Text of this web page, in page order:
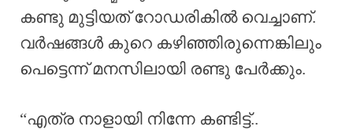
കണ്ടു മുട്ടിയത് റോഡരികിൽ വെച്ചാണ്.
വർഷങ്ങൾ കുറെ കഴിഞ്ഞിരുന്നെങ്കിലും
പെട്ടെന്ന് മനസിലായി രണ്ടു പേർക്കും.
“എത്ര നാളായി നിന്നേ കണ്ടിട്ട്..